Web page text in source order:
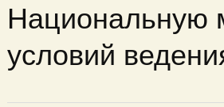
Национальную
условий
Демография
Здоровье
Образование
Культура